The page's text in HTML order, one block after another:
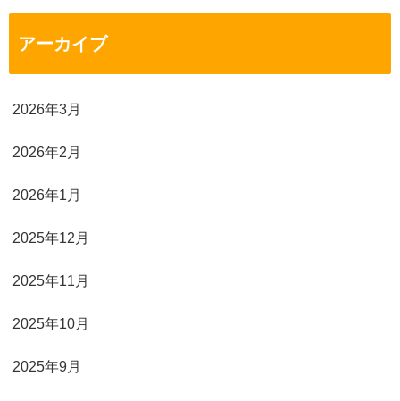
アーカイブ
2026年3月
2026年2月
2026年1月
2025年12月
2025年11月
2025年10月
2025年9月